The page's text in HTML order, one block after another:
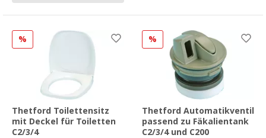
%
Thetford Toilettensitz
mit Deckel für Toiletten
C2/3/4
%
Thetford Automatikventil
passend zu Fäkalientank
C2/3/4 und C200